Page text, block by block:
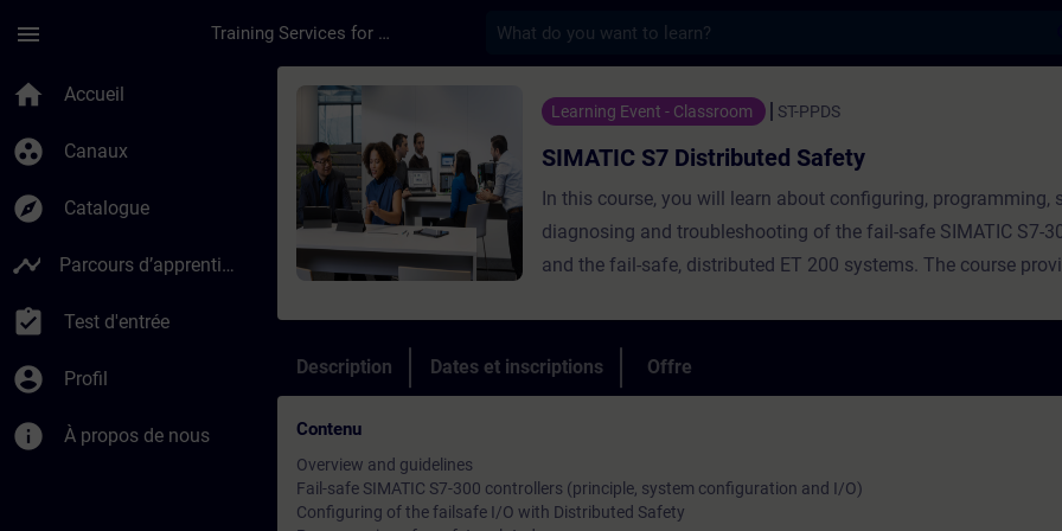
menu Training Services for Digital Industries
home Accueil
group_work Canaux
explore Catalogue
timeline Parcours d’apprentissage
assignment_turned_in Test d'entrée
account_circle Profil
info À propos de nous
Cours - SIMATIC S7 Distributed Safety - Entraînement -
Learning Event - Classroom ST-PPDS
SIMATIC S7 Distributed Safety
In this course, you will learn about configuring, programming,
diagnosing and troubleshooting of the fail-safe SIMATIC S7-
and the fail-safe, distributed ET 200 systems. The course
knowledge to use on a training system with the Distributed
Description Dates et inscriptions Offre
Contenu
Overview and guidelines
Fail-safe SIMATIC S7-300 controllers (principle, system configuration and I/O)
Configuring of the failsafe I/O with Distributed Safety